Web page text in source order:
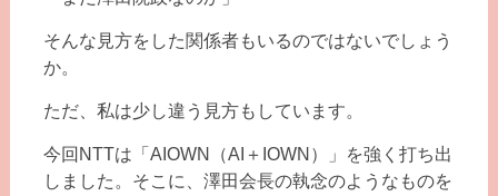
そんな見方をした関係者もいるのではないでしょう
か。
ただ、私は少し違う見方もしています。
今回NTTは「AIOWN（AI＋IOWN）」を強く打ち出
しました。そこに、澤田会長の執念のようなものを